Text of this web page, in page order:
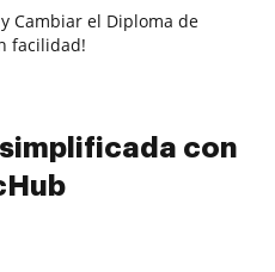
Cambiar el Diploma de
facilidad!
simplificada con